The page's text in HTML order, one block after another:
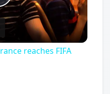
Video
reaches FIFA